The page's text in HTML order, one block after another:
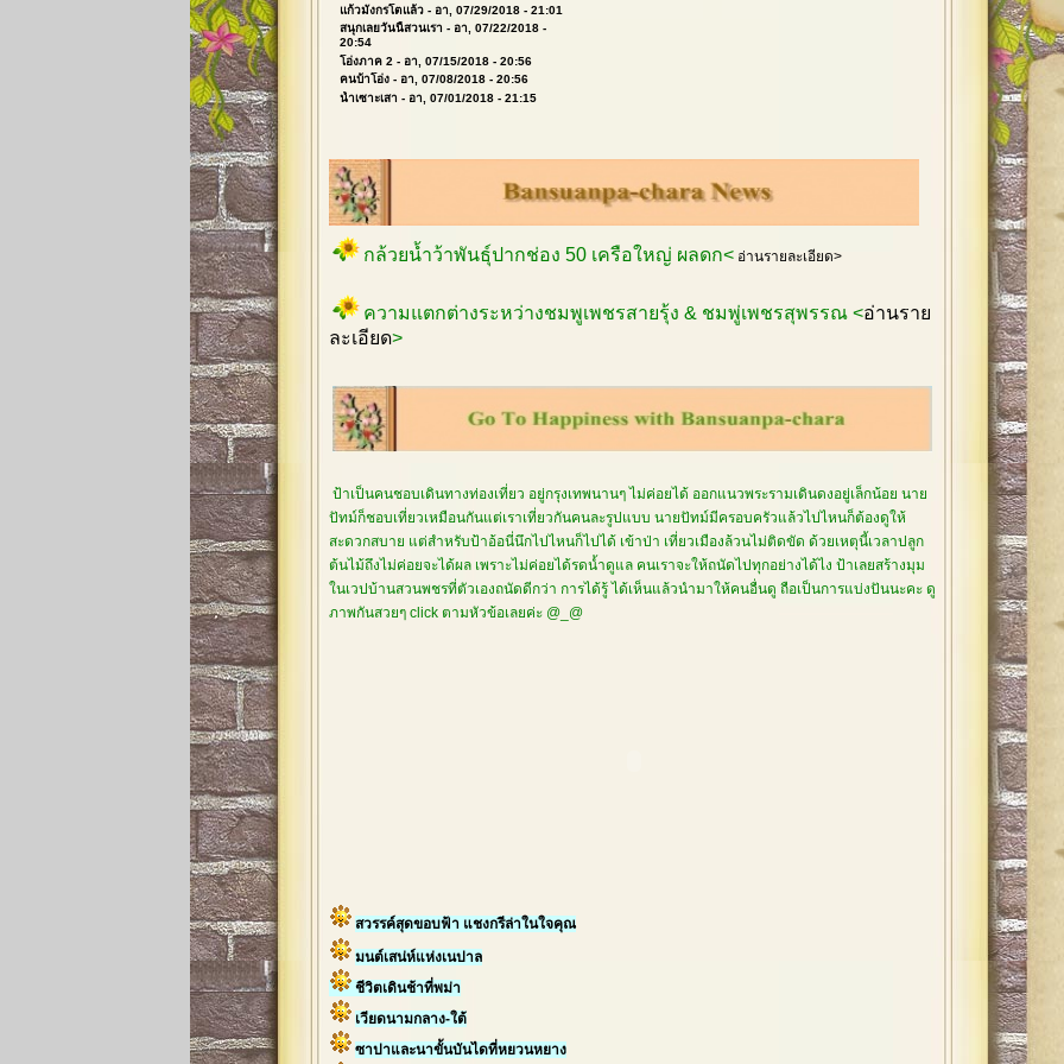
แก้วมังกรโตแล้ว - อา, 07/29/2018 - 21:01
สนุกเลยวันนี้สวนเรา - อา, 07/22/2018 -
20:54
โอ่งภาค 2 - อา, 07/15/2018 - 20:56
คนบ้าโอ่ง - อา, 07/08/2018 - 20:56
น้ำเซาะเสา - อา, 07/01/2018 - 21:15
กล้วยน้ำว้าพันธุ์ปากช่อง 50 เครือใหญ่ ผลดก< อ่านรายละเอียด>
ความแตกต่างระหว่างชมพูเพชรสายรุ้ง & ชมพู่เพชรสุพรรณ <อ่านราย
ละเอียด>
ป้าเป็นคนชอบเดินทางท่องเที่ยว อยู่กรุงเทพนานๆ ไม่ค่อยได้ ออกแนวพระรามเดินดงอยู่เล็กน้อย นาย
ปัทม์ก็ชอบเที่ยวเหมือนกันแต่เราเที่ยวกันคนละรูปแบบ นายปัทม์มีครอบครัวแล้วไปไหนก็ต้องดูให้
สะดวกสบาย แต่สำหรับป้าอ้อนี่นึกไปไหนก็ไปได้ เข้าป่า เที่ยวเมืองล้วนไม่ติดขัด ด้วยเหตุนี้เวลาปลูก
ต้นไม้ถึงไม่ค่อยจะได้ผล เพราะไม่ค่อยได้รดน้ำดูแล คนเราจะให้ถนัดไปทุกอย่างได้ไง ป้าเลยสร้างมุม
ในเวปบ้านสวนพชรที่ตัวเองถนัดดีกว่า การได้รู้ ได้เห็นแล้วนำมาให้คนอื่นดู ถือเป็นการแบ่งปันนะคะ ดู
ภาพกันสวยๆ click ตามหัวข้อเลยค่ะ @_@
สวรรค์สุดขอบฟ้า แชงกรีล่าในใจคุณ
มนต์เสน่ห์แห่งเนปาล
ชีวิตเดินช้าที่พม่า
เวียดนามกลาง-ใต้
ซาปาและนาขั้นบันไดที่หยวนหยาง